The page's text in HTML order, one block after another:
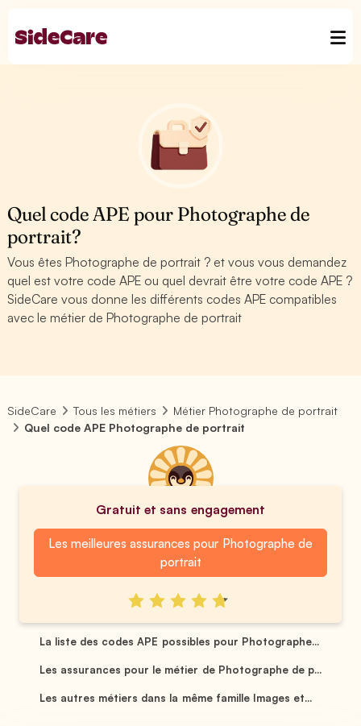
Quel code APE pour Photographe de
portrait?
Vous êtes Photographe de portrait ? et vous vous demandez
quel est votre code APE ou quel devrait être votre code APE ?
SideCare vous donne les différents codes APE compatibles
avec le métier de Photographe de portrait
SideCare Tous les métiers
Métier Photographe de portrait
Quel code APE Photographe de portrait
Gratuit et sans engagement
Les meilleures assurances pour Photographe de
portrait
La liste des codes APE possibles pour Photographe...
Les assurances pour le métier de Photographe de p...
Les autres métiers dans la même famille Images et...